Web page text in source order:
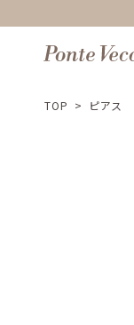
TOP > ピアス